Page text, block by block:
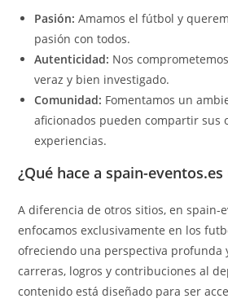
Pasión: Amamos el fútbol y
pasión con todos.
Autenticidad: Nos
veraz y bien investigado.
Comunidad: Fomentamos un
aficionados pueden compartir sus
experiencias.
¿Qué hace a spain-eventos.es
A diferencia de otros sitios, en spain-
enfocamos exclusivamente en los
ofreciendo una perspectiva profunda
carreras, logros y contribuciones al
contenido está diseñado para ser